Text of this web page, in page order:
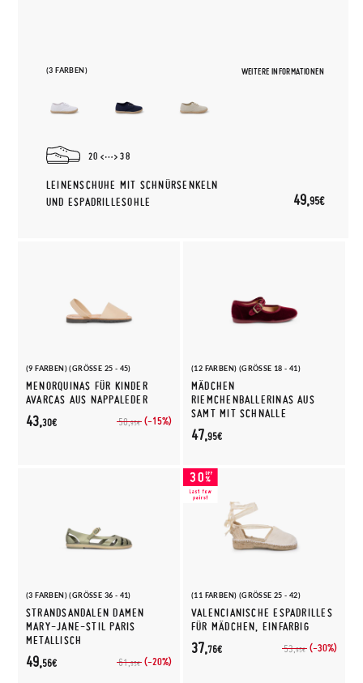
(3 FARBEN) WEITERE INFORMATIONEN
20 38
LEINENSCHUHE MIT SCHNÜRSENKELN
UND ESPADRILLESOHLE
49,95€
(9 FARBEN) (GRÖSSE 25 - 45)
MENORQUINAS FÜR KINDER
AVARCAS AUS NAPPALEDER
50,95€ (-15%)
43,30€
(12 FARBEN) (GRÖSSE 18 - 41)
MÄDCHEN
RIEMCHENBALLERINAS AUS
SAMT MIT SCHNALLE
47,95€
(3 FARBEN) (GRÖSSE 36 - 41)
STRANDSANDALEN DAMEN
MARY-JANE-STIL PARIS
METALLISCH
61,95€ (-20%)
49,56€
(11 FARBEN) (GRÖSSE 25 - 42)
VALENCIANISCHE ESPADRILLES
FÜR MÄDCHEN, EINFARBIG
53,95€ (-30%)
37,76€